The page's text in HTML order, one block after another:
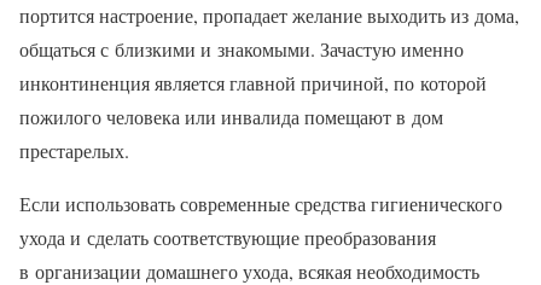
портится настроение, пропадает желание выходить из дома,
общаться с близкими и знакомыми. Зачастую именно
инконтиненция является главной причиной, по которой
пожилого человека или инвалида помещают в дом
престарелых.
Если использовать современные средства гигиенического
ухода и сделать соответствующие преобразования
в организации домашнего ухода, всякая необходимость